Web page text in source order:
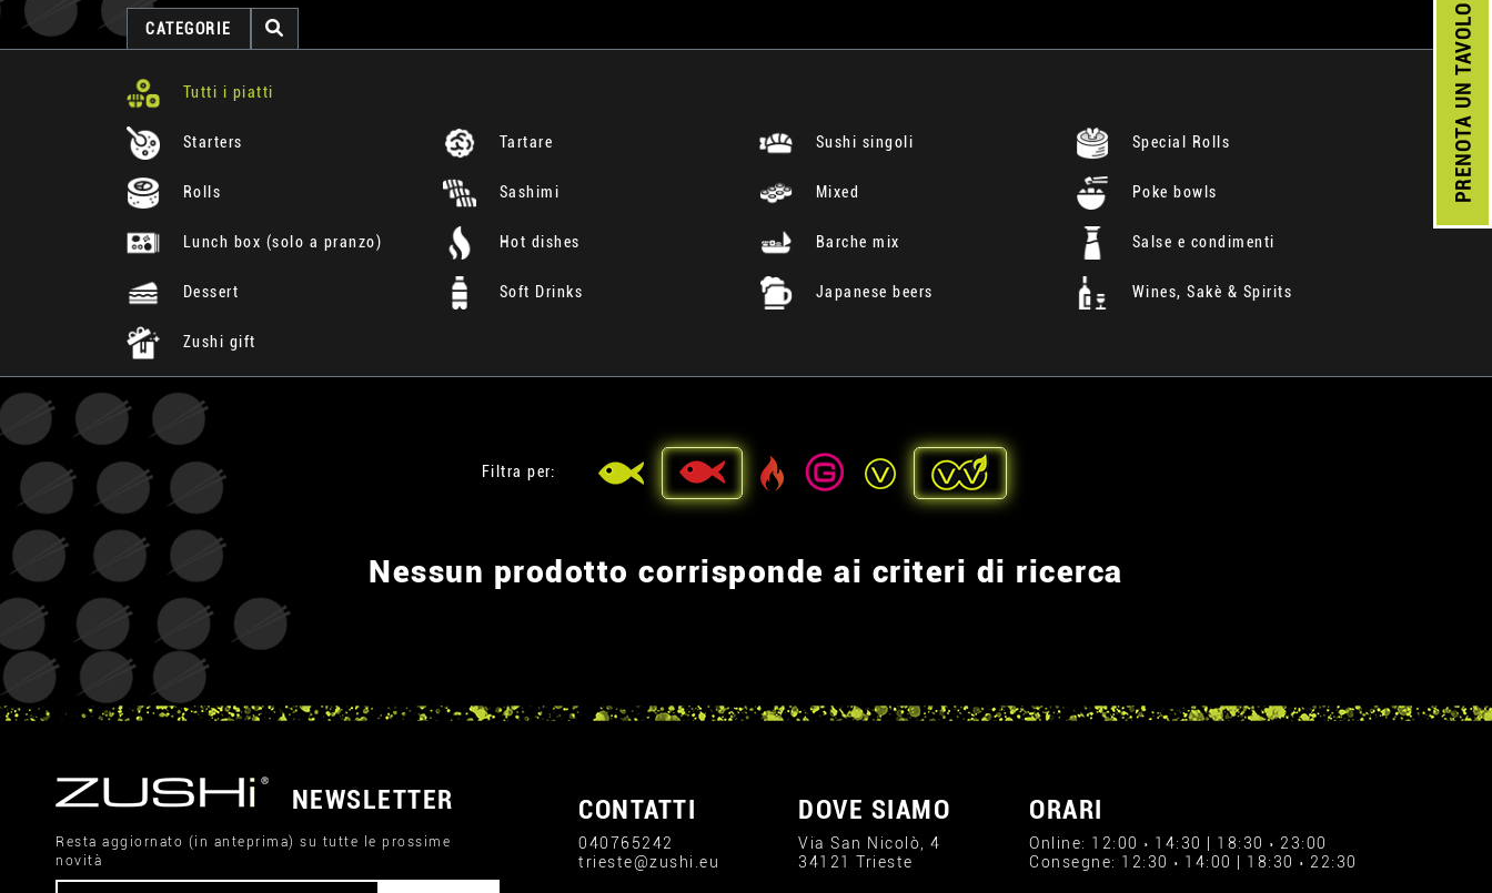
PRENOTA
UN TAVOLO
CATEGORIE
Tutti i piatti
Starters Tartare Sushi singoli Special Rolls
Rolls Sashimi Mixed Poke bowls
Lunch box (solo a pranzo) Hot dishes Barche mix Salse e condimenti
Dessert Soft Drinks Japanese beers Wines, Sakè & Spirits
Zushi gift
Filtra per:
Nessun prodotto corrisponde ai criteri di ricerca
NEWSLETTER
Resta aggiornato (in anteprima) su tutte le prossime
novità
CONTATTI
040765242
trieste@zushi.eu
DOVE SIAMO
Via San Nicolò, 4
34121 Trieste
ORARI
Online: 12:00 › 14:30 | 18:30 › 23:00
Consegne: 12:30 › 14:00 | 18:30 › 22:30